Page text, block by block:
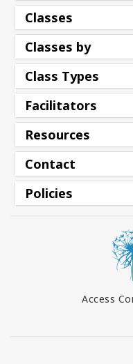
Classes
Classes by
Class Types
Facilitators
Resources
Contact
Policies